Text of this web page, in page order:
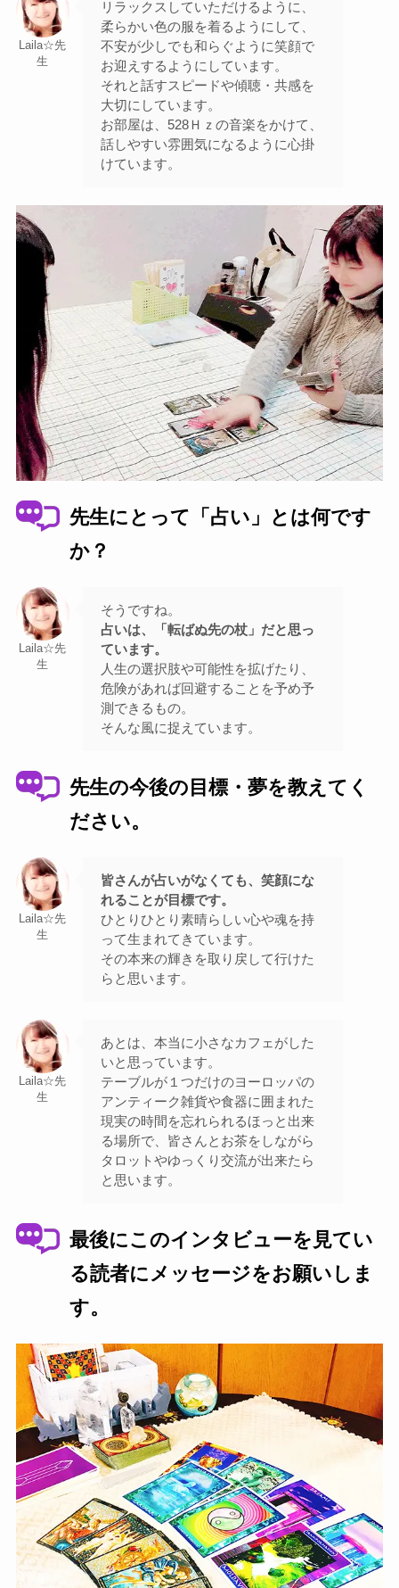
Laila☆先
生
リラックスしていただけるように、
柔らかい色の服を着るようにして、
不安が少しでも和らぐように笑顔で
お迎えするようにしています。
それと話すスピードや傾聴・共感を
大切にしています。
お部屋は、528Ｈｚの音楽をかけて、
話しやすい雰囲気になるように心掛
けています。
先生にとって「占い」とは何です
か？
Laila☆先
生
そうですね。
占いは、「転ばぬ先の杖」だと思っ
ています。
人生の選択肢や可能性を拡げたり、
危険があれば回避することを予め予
測できるもの。
そんな風に捉えています。
先生の今後の目標・夢を教えてく
ださい。
Laila☆先
生
皆さんが占いがなくても、笑顔にな
れることが目標です。
ひとりひとり素晴らしい心や魂を持
って生まれてきています。
その本来の輝きを取り戻して行けた
らと思います。
Laila☆先
生
あとは、本当に小さなカフェがした
いと思っています。
テーブルが１つだけのヨーロッパの
アンティーク雑貨や食器に囲まれた
現実の時間を忘れられるほっと出来
る場所で、皆さんとお茶をしながら
タロットやゆっくり交流が出来たら
と思います。
最後にこのインタビューを見てい
る読者にメッセージをお願いしま
す。